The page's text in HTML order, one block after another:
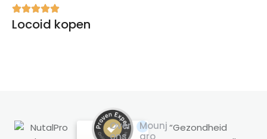
Locoid kopen
Over
ons
Mounj
aro
“Gezondheid